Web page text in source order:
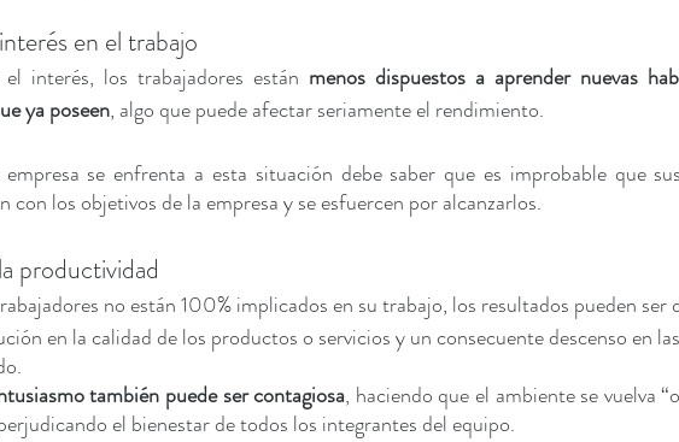
en el trabajo
interés, los trabajadores están menos dispuestos a aprender nuevas
ya poseen, algo que puede afectar seriamente el rendimiento.
se enfrenta a esta situación debe saber que es improbable que
con los objetivos de la empresa y se esfuercen por alcanzarlos.
productividad
no están 100% implicados en su trabajo, los resultados pueden ser
en la calidad de los productos o servicios y un consecuente descenso en
también puede ser contagiosa, haciendo que el ambiente se vuelva
el bienestar de todos los integrantes del equipo.